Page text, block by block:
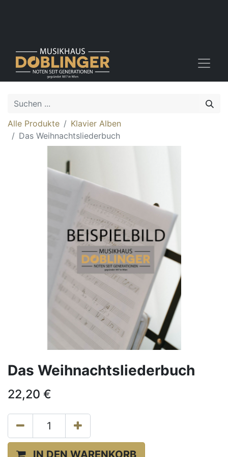
Alle Produkte
Klavier Alben
Das Weihnachtsliederbuch
Das Weihnachtsliederbuch
22,20 €
IN DEN WARENKORB